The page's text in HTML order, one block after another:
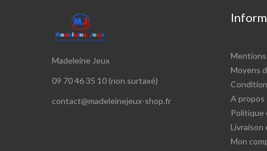
Madeleine Jeux
09 70 46 35 10 (non surtaxé)
contact@madeleinejeux-shop.fr
Mentions
Moyens
A propos
Politique
Livraison
Mon